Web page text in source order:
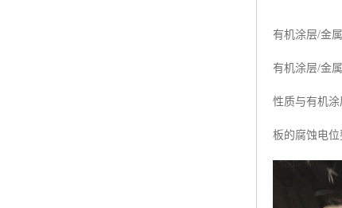
有机涂层/金
有机涂层/金
性质与有机
板的腐蚀电位